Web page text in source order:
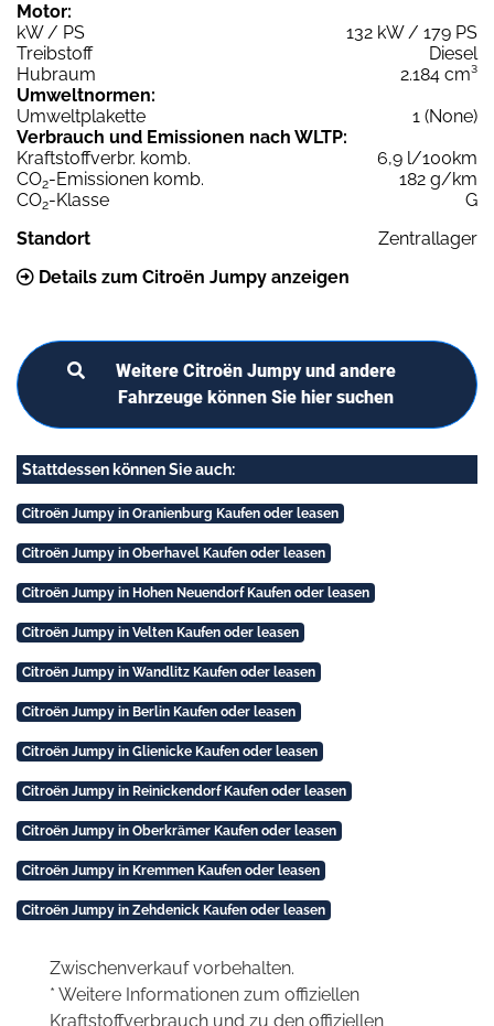
Motor:
kW / PS
132 kW / 179 PS
Treibstoff
Diesel
Hubraum
2.184 cm³
Umweltnormen:
Umweltplakette
1 (None)
Verbrauch und Emissionen nach WLTP:
Kraftstoffverbr. komb.
6,9 l/100km
CO2-Emissionen komb.
182 g/km
CO2-Klasse
G
Standort
Zentrallager
Details zum Citroën Jumpy anzeigen
Weitere Citroën Jumpy und andere
Fahrzeuge können Sie hier suchen
Stattdessen können Sie auch:
Citroën Jumpy in Oranienburg Kaufen oder leasen
Citroën Jumpy in Oberhavel Kaufen oder leasen
Citroën Jumpy in Hohen Neuendorf Kaufen oder leasen
Citroën Jumpy in Velten Kaufen oder leasen
Citroën Jumpy in Wandlitz Kaufen oder leasen
Citroën Jumpy in Berlin Kaufen oder leasen
Citroën Jumpy in Glienicke Kaufen oder leasen
Citroën Jumpy in Reinickendorf Kaufen oder leasen
Citroën Jumpy in Oberkrämer Kaufen oder leasen
Citroën Jumpy in Kremmen Kaufen oder leasen
Citroën Jumpy in Zehdenick Kaufen oder leasen
Zwischenverkauf vorbehalten.
* Weitere Informationen zum offiziellen
Kraftstoffverbrauch und zu den offiziellen